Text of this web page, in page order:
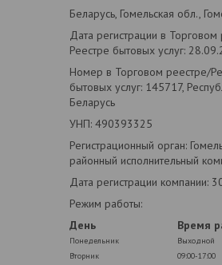
Беларусь, Гомельская обл.,
Дата регистрации в Торговом
Реестре бытовых услуг:
Номер в Торговом реестре/
бытовых услуг: 145717,
Беларусь
УНП: 490393325
Регистрационный орган:
районный исполнительный
Дата регистрации компании:
Режим работы:
День
Время
Понедельник
Выходной
Вторник
09:00-17:00